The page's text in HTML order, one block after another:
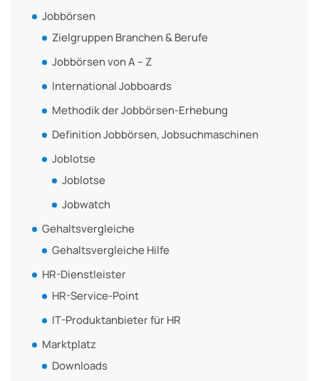
Jobbörsen
Zielgruppen Branchen & Berufe
Jobbörsen von A – Z
International Jobboards
Methodik der Jobbörsen-Erhebung
Definition Jobbörsen, Jobsuchmaschinen
Joblotse
Joblotse
Jobwatch
Gehaltsvergleiche
Gehaltsvergleiche Hilfe
HR-Dienstleister
HR-Service-Point
IT-Produktanbieter für HR
Marktplatz
Downloads